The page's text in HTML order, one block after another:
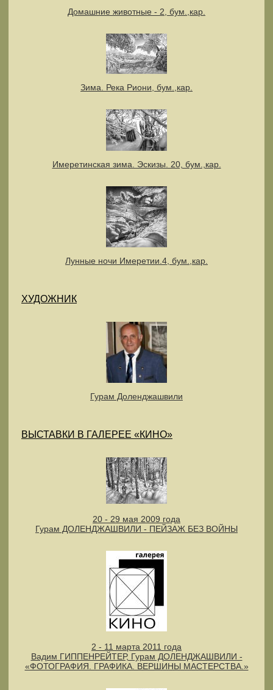
Домашние животные - 2, бум.,кар.
Зима. Река Риони, бум.,кар.
Имеретинская зима. Эскизы. 20, бум.,кар.
Лунные ночи Имеретии.4, бум.,кар.
ХУДОЖНИК
Гурам Доленджашвили
ВЫСТАВКИ В ГАЛЕРЕЕ «КИНО»
20 - 29 мая 2009 года
Гурам ДОЛЕНДЖАШВИЛИ - ПЕЙЗАЖ БЕЗ ВОЙНЫ
2 - 11 марта 2011 года
Вадим ГИППЕНРЕЙТЕР, Гурам ДОЛЕНДЖАШВИЛИ -
«ФОТОГРАФИЯ. ГРАФИКА. ВЕРШИНЫ МАСТЕРСТВА.»